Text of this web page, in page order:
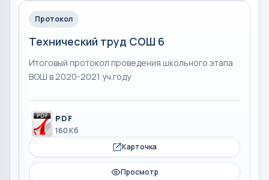
Протокол
Технический труд СОШ 6
Итоговый протокол проведения школьного этапа
ВОШ в 2020-2021 уч.году
PDF
160 Кб
Карточка
Просмотр